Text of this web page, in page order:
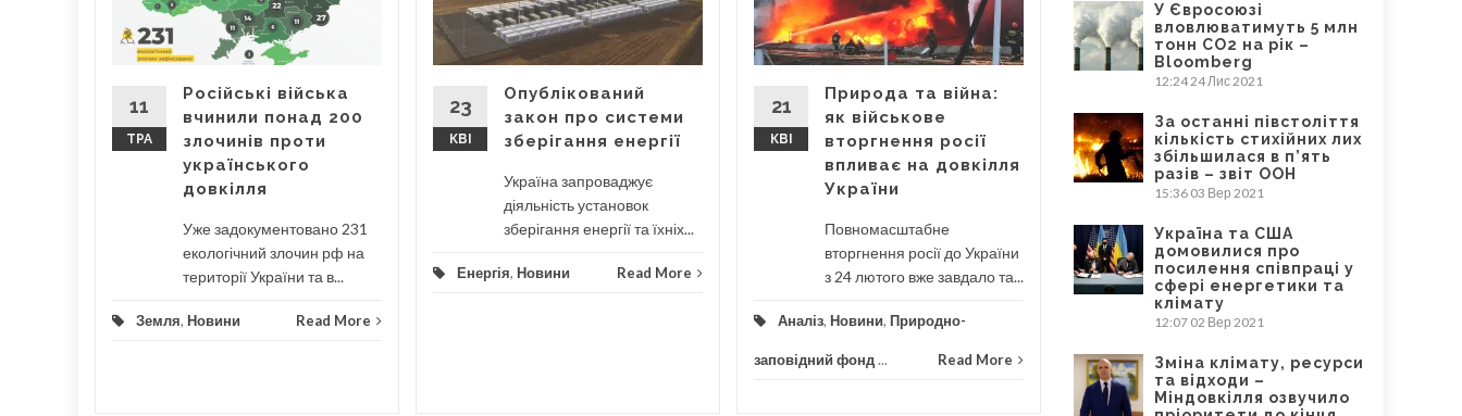
11
ТРА
Російські війська
вчинили понад 200
злочинів проти
українського
довкілля
Уже задокументовано 231
екологічний злочин рф на
території України та в...
Земля, Новини Read More
23
КВІ
Опублікований
закон про системи
зберігання енергії
Україна запроваджує
діяльність установок
зберігання енергії та їхніх...
Енергія, Новини Read More
21
КВІ
Природа та війна:
як військове
вторгнення росії
впливає на довкілля
України
Повномасштабне
вторгнення росії до України
з 24 лютого вже завдало та...
Аналіз, Новини, Природно-
заповідний фонд... Read More
довкілля після війни
– Dixi Group
Наразі країна потерпає від
відбудові після війни...
Новини Read More
У Євросоюзі
вловлюватимуть 5 млн
тонн CO2 на рік –
Bloomberg
12:2424 Лис 2021
За останні півстоліття
кількість стихійних лих
збільшилася в п’ять
разів – звіт ООН
15:36 03 Вер 2021
Україна та США
домовилися про
посилення співпраці у
сфері енергетики та
клімату
12:07 02 Вер 2021
Зміна клімату, ресурси
та відходи –
Міндовкілля озвучило